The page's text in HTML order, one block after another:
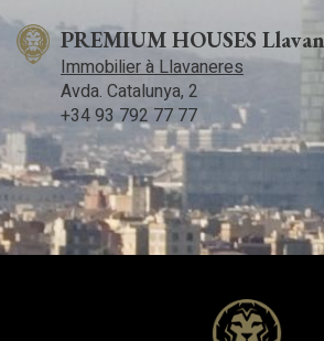
PREMIUM HOUSES
Immobilier à Llavaneres
Avda. Catalunya, 2
+34 93 792 77 77